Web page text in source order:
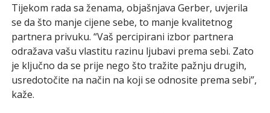
Tijekom rada sa ženama, objašnjava Gerber, uvjerila
se da što manje cijene sebe, to manje kvalitetnog
partnera privuku. “Vaš percipirani izbor partnera
odražava vašu vlastitu razinu ljubavi prema sebi. Zato
je ključno da se prije nego što tražite pažnju drugih,
usredotočite na način na koji se odnosite prema sebi”,
kaže.